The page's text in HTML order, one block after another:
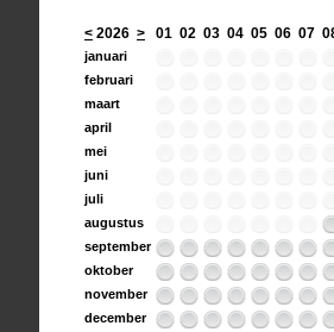
< 2026 > 01 02 03 04 05 06 07
januari
februari
maart
april
mei
juni
juli
augustus
september
oktober
november
december